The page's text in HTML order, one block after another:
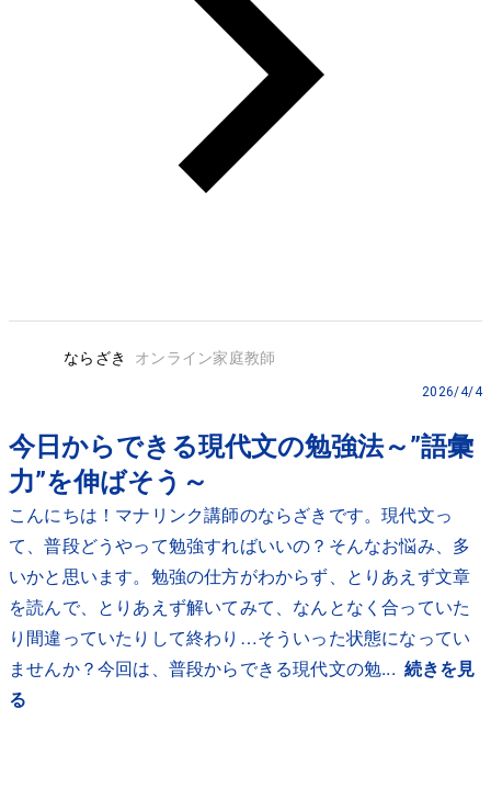
ならざき オンライン家庭教師
2026/4/4
今日からできる現代文の勉強法～”語彙
力”を伸ばそう～
こんにちは！マナリンク講師のならざきです。現代文っ
て、普段どうやって勉強すればいいの？そんなお悩み、多
いかと思います。勉強の仕方がわからず、とりあえず文章
を読んで、とりあえず解いてみて、なんとなく合っていた
り間違っていたりして終わり…そういった状態になってい
ませんか？今回は、普段からできる現代文の勉... 続きを見
る